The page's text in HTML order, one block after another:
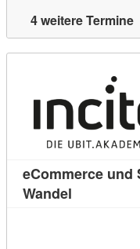
4 weitere Termine
eCommerce und
Wandel